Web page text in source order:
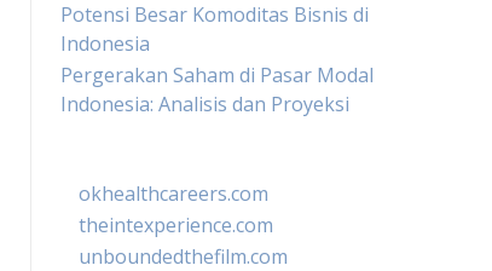
Potensi Besar Komoditas Bisnis di
Indonesia
Pergerakan Saham di Pasar Modal
Indonesia: Analisis dan Proyeksi
okhealthcareers.com
theintexperience.com
unboundedthefilm.com